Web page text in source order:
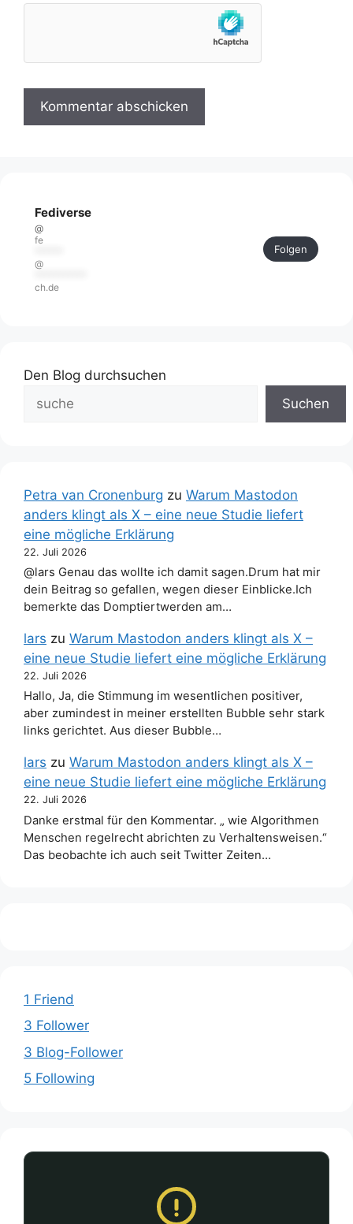
Fediverse
@
fe
@
ch.de
Folgen
Den Blog durchsuchen
Suchen
Petra van Cronenburg zu Warum Mastodon
anders klingt als X – eine neue Studie liefert
eine mögliche Erklärung
22. Juli 2026
@lars Genau das wollte ich damit sagen.Drum hat mir
dein Beitrag so gefallen, wegen dieser Einblicke.Ich
bemerkte das Domptiertwerden am…
lars zu Warum Mastodon anders klingt als X –
eine neue Studie liefert eine mögliche Erklärung
22. Juli 2026
Hallo, Ja, die Stimmung im wesentlichen positiver,
aber zumindest in meiner erstellten Bubble sehr stark
links gerichtet. Aus dieser Bubble…
lars zu Warum Mastodon anders klingt als X –
eine neue Studie liefert eine mögliche Erklärung
22. Juli 2026
Danke erstmal für den Kommentar. „ wie Algorithmen
Menschen regelrecht abrichten zu Verhaltensweisen.“
Das beobachte ich auch seit Twitter Zeiten…
1 Friend
3 Follower
3 Blog-Follower
5 Following